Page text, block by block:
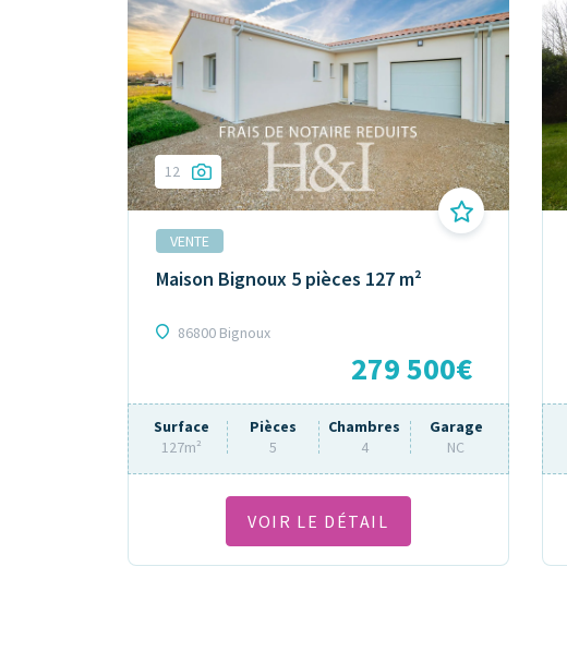
12
VENTE
Maison Bignoux 5 pièces 127 m²
86800 Bignoux
279 500€
Surface
127m²
Pièces
5
Chambres
4
Garage
NC
VOIR LE DÉTAIL